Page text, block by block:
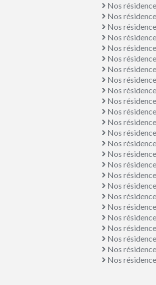
Nos
Nos
Nos
Nos
Nos
Nos
Nos
Nos
Nos
Nos
Nos
Nos
Nos
Nos
Nos
Nos
Nos
Nos
Nos
Nos
Nos
Nos
Nos
Nos
Nos